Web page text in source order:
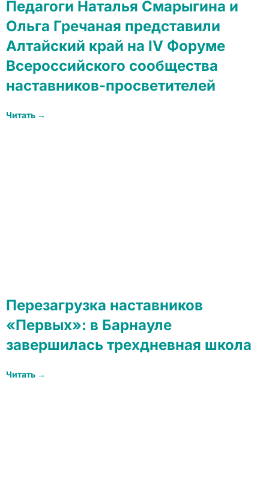
Педагоги Наталья Смарыгина и
Ольга Гречаная представили
Алтайский край на IV Форуме
Всероссийского сообщества
наставников-просветителей
Читать →
Перезагрузка наставников
«Первых»: в Барнауле
завершилась трехдневная школа
Читать →